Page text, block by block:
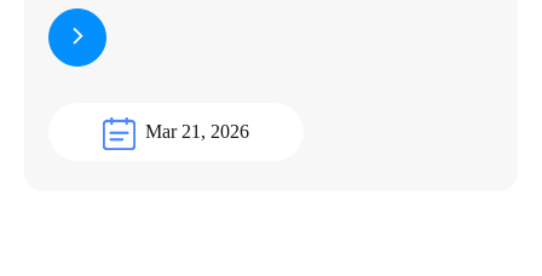
Mar 21, 2026